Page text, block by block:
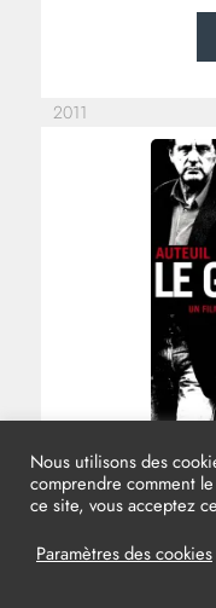
2011
Production
Nous utilisons des
comprendre comment
ce site, vous acceptez
Paramètres des cookies